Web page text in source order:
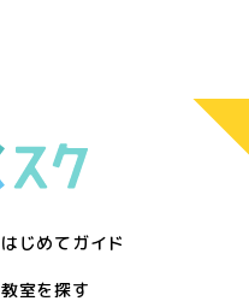
はじめてガイド
教室を探す